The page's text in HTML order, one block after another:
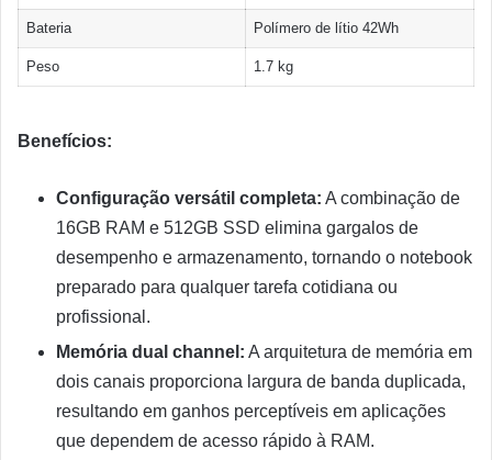
Bateria Polímero de lítio 42Wh
Peso 1.7 kg
Benefícios:
Configuração versátil completa: A combinação de
16GB RAM e 512GB SSD elimina gargalos de
desempenho e armazenamento, tornando o notebook
preparado para qualquer tarefa cotidiana ou
profissional.
Memória dual channel: A arquitetura de memória em
dois canais proporciona largura de banda duplicada,
resultando em ganhos perceptíveis em aplicações
que dependem de acesso rápido à RAM.